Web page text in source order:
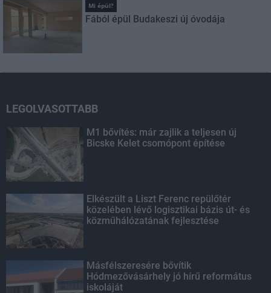
Mi épül?
Fából épül Budakeszi új óvodája
LEGOLVASOTTABB
M1 bővítés: már zajlik a teljesen új
Bicske Kelet csomópont építése
Elkészült a Liszt Ferenc repülőtér
közelében lévő logisztikai bázis út- és
közműhálózatának fejlesztése
Másfélszeresére bővítik
Hódmezővásárhely jó hírű református
iskoláját